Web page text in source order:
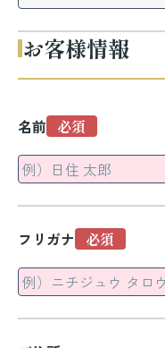
お客様情報
名前
フリガナ